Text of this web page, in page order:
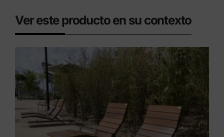
Ver este producto en su contexto